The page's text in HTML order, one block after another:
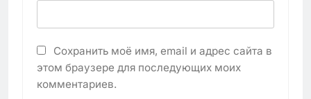
Сохранить моё имя, email и адрес сайта в
этом браузере для последующих моих
комментариев.